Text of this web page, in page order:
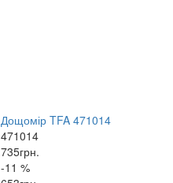
Дощомір TFA 471014
471014
735грн.
-11 %